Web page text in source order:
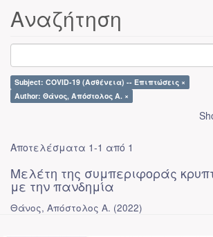
Αναζήτηση
Subject: COVID-19 (Ασθένεια) -- Επιπτώσεις ×
Author: Θάνος, Απόστολος Α. ×
Αποτελέσματα 1-1 από 1
Μελέτη της συμπεριφοράς
με την πανδημία
Θάνος, Απόστολος Α. (2022)